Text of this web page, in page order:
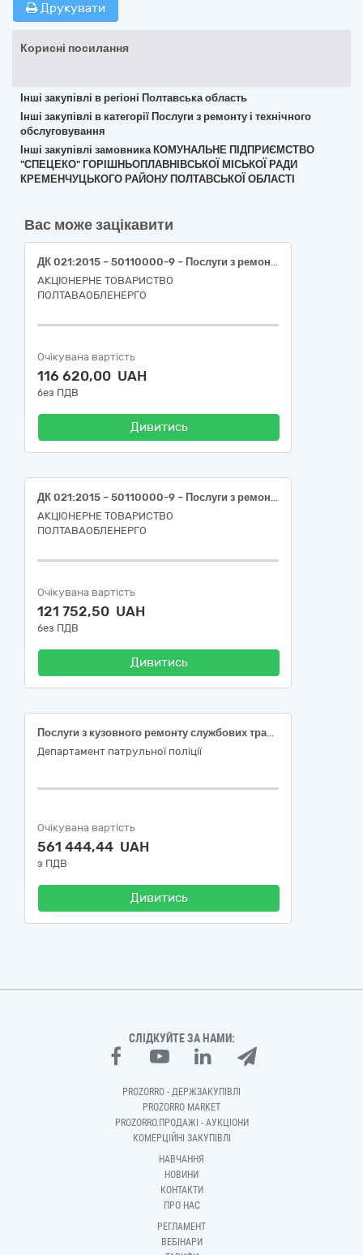
Друкувати
Корисні посилання
Інші закупівлі в регіоні Полтавська область
Інші закупівлі в категорії Послуги з ремонту і технічного
обслуговування
Інші закупівлі замовника КОМУНАЛЬНЕ ПІДПРИЄМСТВО
"СПЕЦЕКО" ГОРІШНЬОПЛАВНІВСЬКОЇ МІСЬКОЇ РАДИ
КРЕМЕНЧУЦЬКОГО РАЙОНУ ПОЛТАВСЬКОЇ ОБЛАСТІ
Вас може зацікавити
ДК 021:2015 – 50110000-9 – Послуги з ремонту і технічного обслуговування мототранспортних засобів і супутнього обладнання (Послуги з ремонту кузова автомобіля GREAT WALL WINGLE 7, д.н.з. ВІ6738ІВ)
АКЦІОНЕРНЕ ТОВАРИСТВО
ПОЛТАВАОБЛЕНЕРГО
Очікувана вартість
116 620,00 UAH
без ПДВ
Дивитись
ДК 021:2015 – 50110000-9 – Послуги з ремонту і технічного обслуговування мототранспортних засобів і супутнього обладнання (Послуги з ремонту кузова автомобіля CITROEN BERLINGO д.н.з. ВІ4937НТ)
АКЦІОНЕРНЕ ТОВАРИСТВО
ПОЛТАВАОБЛЕНЕРГО
Очікувана вартість
121 752,50 UAH
без ПДВ
Дивитись
Послуги з кузовного ремонту службових транспортних засобів у місті Київ
Департамент патрульної поліції
Очікувана вартість
561 444,44 UAH
з ПДВ
Дивитись
СЛІДКУЙТЕ ЗА НАМИ:
PROZORRO - ДЕРЖЗАКУПІВЛІ
PROZORRO MARKET
PROZORRO.ПРОДАЖІ - АУКЦІОНИ
КОМЕРЦІЙНІ ЗАКУПІВЛІ
НАВЧАННЯ
НОВИНИ
КОНТАКТИ
ПРО НАС
РЕГЛАМЕНТ
ВЕБІНАРИ